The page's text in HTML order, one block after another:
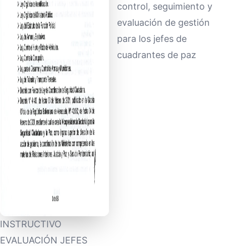
INSTRUCTIVO
EVALUACIÓN JEFES
control, seguimiento y
evaluación de gestión
para los jefes de
cuadrantes de paz